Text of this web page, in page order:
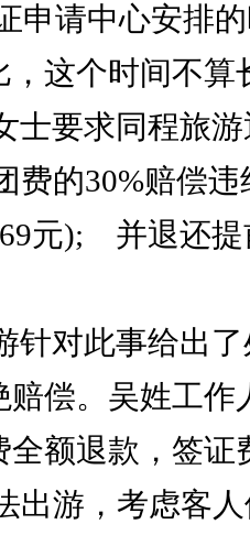
申请中心安排
这个时间不算
士要求同程旅
费的30%赔偿
元); 并退还
针对此事给出
偿。吴姓工作
额退款，签证
游，考虑客人